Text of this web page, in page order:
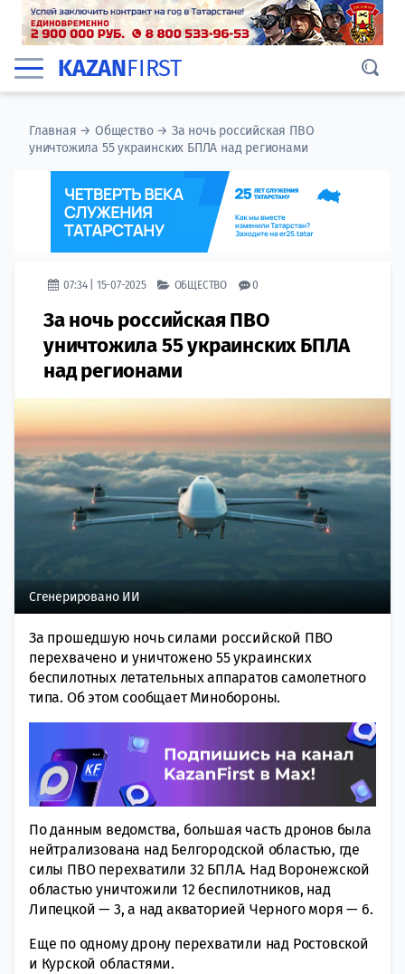
KAZANFIRST
Главная →Общество→ За ночь российская ПВО
уничтожила 55 украинских БПЛА над регионами
07:34 | 15-07-2025 ОБЩЕСТВО 0
За ночь российская ПВО
уничтожила 55 украинских БПЛА
над регионами
Сгенерировано ИИ
За прошедшую ночь силами российской ПВО
перехвачено и уничтожено 55 украинских
беспилотных летательных аппаратов самолетного
типа. Об этом сообщает Минобороны.
По данным ведомства, большая часть дронов была
нейтрализована над Белгородской областью, где
силы ПВО перехватили 32 БПЛА. Над Воронежской
областью уничтожили 12 беспилотников, над
Липецкой — 3, а над акваторией Черного моря — 6.
Еще по одному дрону перехватили над Ростовской
и Курской областями.